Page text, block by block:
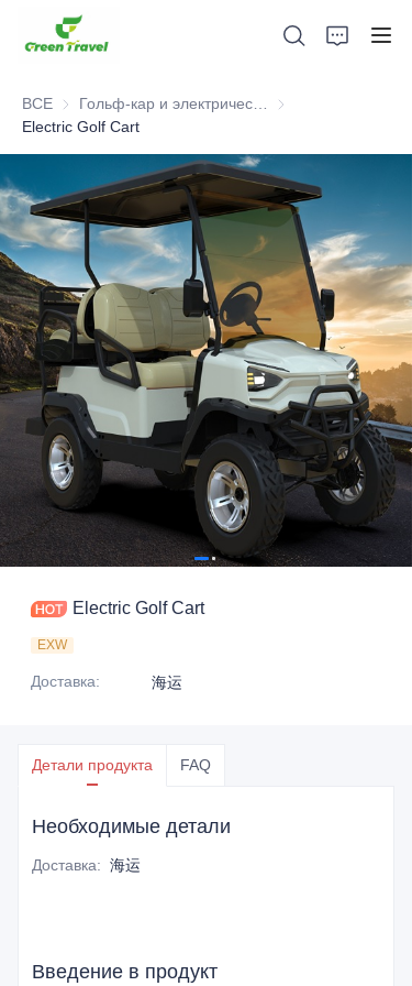
ВСЕ
Гольф-кар и
Electric Golf Cart
Electric Golf Cart
EXW
Доставка: 海运
Детали продукта FAQ
Необходимые детали
Доставка: 海运
Введение в продукт
Дом
Продукция
О нас
Новости и случаи сотрудничества
Производственные базы и процессы
Поддерживать